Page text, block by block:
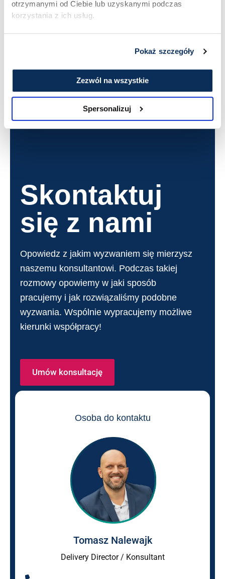
otrzymanymi od Ciebie lub uzyskanymi podczas
korzystania z ich usług.
Pokaż szczegóły
Zezwól na wszystkie
Spersonalizuj
świetnie przygotowują grunt pod większy audyt
Skontaktuj
się z nami
Opowiedz z jakim wyzwaniem się mierzysz
naszemu konsultantowi. Podczas takiej
rozmowy opowiemy w jaki sposób
pracujemy i jak rozwiązaliśmy podobne
wyzwania. Wspólnie wypracujemy możliwe
kierunki współpracy!
Umów konsultację
Osoba do kontaktu
Tomasz Nalewajk
Delivery Director / Konsultant